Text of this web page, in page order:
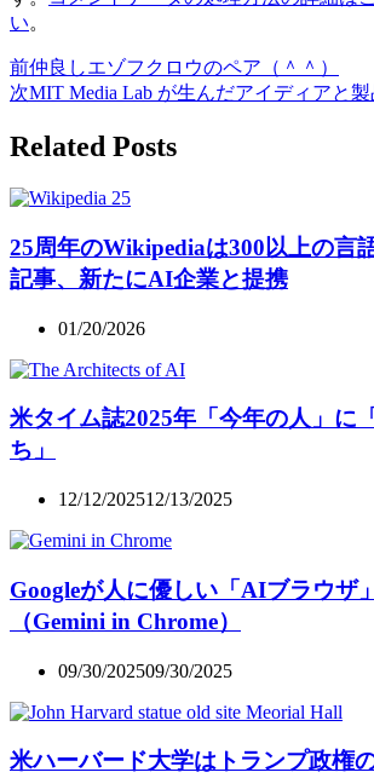
い。
前仲良しエゾフクロウのペア（＾＾）
次MIT Media Lab が生んだアイディアと
Related Posts
25周年のWikipediaは300以上の言
記事、新たにAI企業と提携
01/20/2026
米タイム誌2025年「今年の人」に
ち」
12/12/202512/13/2025
Googleが人に優しい「AIブラウザ
（Gemini in Chrome）
09/30/202509/30/2025
米ハーバード大学はトランプ政権